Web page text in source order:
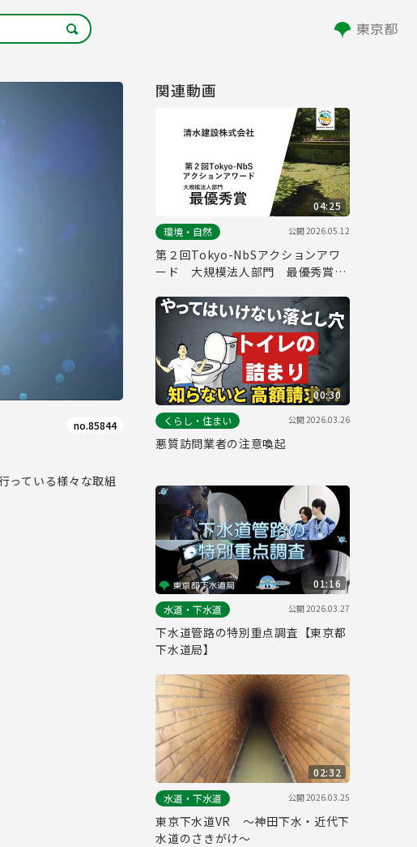
no.85844
っている様々な取組
関連動画
04:25
環境・自然
公開2026.05.12
第２回Tokyo-NbSアクションアワ
ード 大規模法人部門 最優秀賞取
00:30
くらし・住まい
公開2026.03.26
悪質訪問業者の注意喚起
01:16
水道・下水道
公開2026.03.27
下水道管路の特別重点調査【東京都
下水道局】
02:32
水道・下水道
公開2026.03.25
東京下水道VR ～神田下水・近代下
水道のさきがけ～